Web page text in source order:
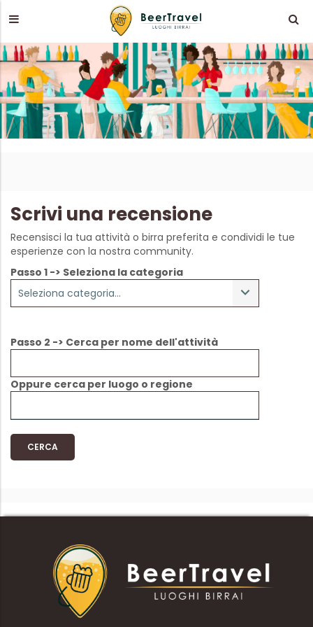
Scrivi una recensione
Recensisci la tua attività o birra preferita e condividi le tue
esperienze con la nostra community.
Passo 1 -> Seleziona la categoria
Seleziona categoria...
Passo 2 -> Cerca per nome dell'attività
Oppure cerca per luogo o regione
CERCA